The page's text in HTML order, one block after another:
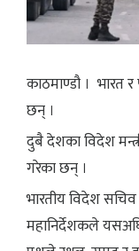
काठमाण्डौ । भारत
छन् ।
दुबै देशका विदेश
गरेका छन् ।
भारतीय विदेश
महानिर्देशकले